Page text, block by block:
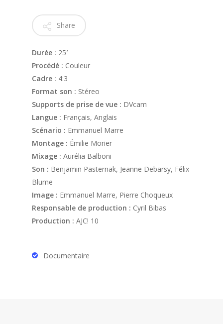
Share
Durée : 25′
Procédé : Couleur
Cadre : 4:3
Format son : Stéreo
Supports de prise de vue : DVcam
Langue : Français, Anglais
Scénario : Emmanuel Marre
Montage : Émilie Morier
Mixage : Aurélia Balboni
Son : Benjamin Pasternak, Jeanne Debarsy, Félix
Blume
Image : Emmanuel Marre, Pierre Choqueux
Responsable de production : Cyril Bibas
Production : AJC! 10
Documentaire